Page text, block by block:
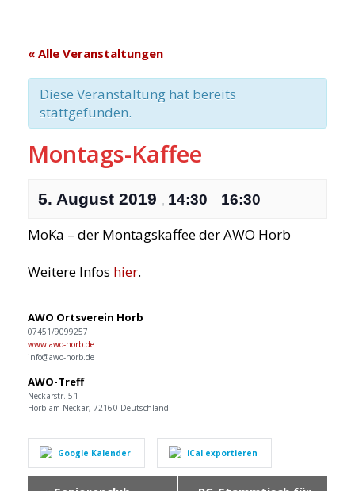
« Alle Veranstaltungen
Diese Veranstaltung hat bereits
stattgefunden.
Montags-Kaffee
5. August 2019 , 14:30 – 16:30
MoKa – der Montagskaffee der AWO Horb
Weitere Infos hier.
AWO Ortsverein Horb
07451/9099257
www.awo-horb.de
info@awo-horb.de
AWO-Treff
Neckarstr. 51
Horb am Neckar, 72160 Deutschland
Google Kalender iCal exportieren